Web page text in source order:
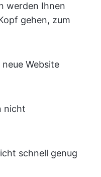
werden Ihnen
gehen, zum
Website
nicht
schnell genug